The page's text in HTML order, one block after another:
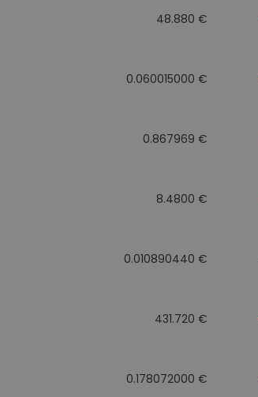
48.880 €
0.060015000 €
0.867969 €
8.4800 €
0.010890440 €
431.720 €
0.178072000 €